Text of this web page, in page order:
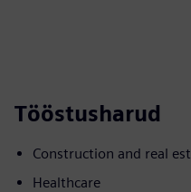
Tööstusharud
Construction and real
Healthcare